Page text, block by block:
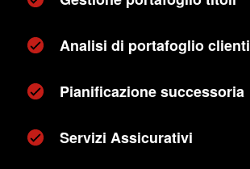
Analisi di portafoglio clienti
Pianificazione successoria
Servizi Assicurativi